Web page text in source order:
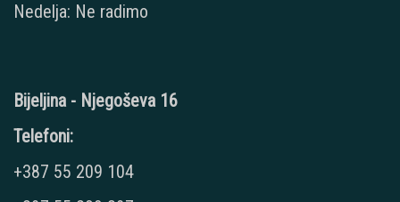
Nedelja: Ne radimo
Bijeljina - Njegoševa 16
Telefoni:
+387 55 209 104